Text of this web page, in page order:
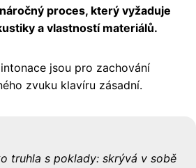
proces, který vyžaduje
a vlastností materiálů.
jsou pro zachování
zvuku klavíru zásadní.
truhla s poklady: skrývá v sobě